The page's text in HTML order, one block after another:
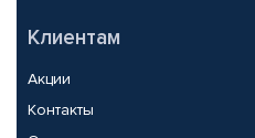
Клиентам
Акции
Контакты